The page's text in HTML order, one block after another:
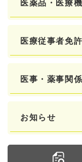
医薬品・医療
医療従事者免
医事・薬事関
お知らせ